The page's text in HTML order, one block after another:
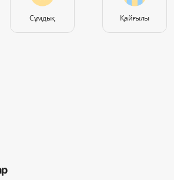
Сұмдық Қайғылы